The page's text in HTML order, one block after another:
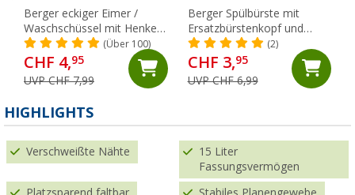
Berger eckiger Eimer /
Waschschüssel mit Henkel
13 Liter
(Über 100)
CHF 4,95
UVP CHF 7,99
Berger Spülbürste mit
Ersatzbürstenkopf und
Spülmittelspender grau
(2)
CHF 3,95
UVP CHF 6,99
HIGHLIGHTS
Verschweißte Nähte
15 Liter
Fassungsvermögen
Platzsparend faltbar Stabiles Planengewebe